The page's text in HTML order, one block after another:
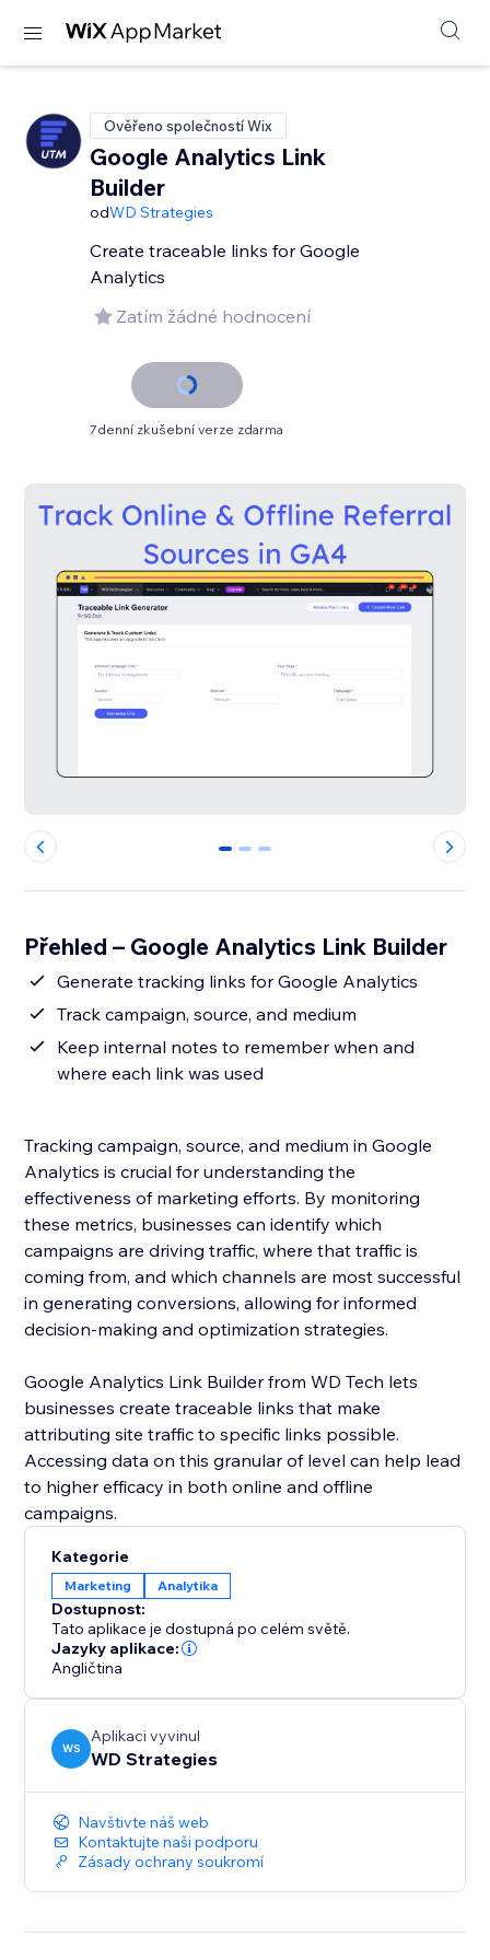
Ověřeno společností Wix
Google Analytics Link
Builder
odWD Strategies
Create traceable links for Google
Analytics
Zatím žádné hodnocení
7denní zkušební verze zdarma
0 1 2
Přehled – Google Analytics Link Builder
Generate tracking links for Google Analytics
Track campaign, source, and medium
Keep internal notes to remember when and
where each link was used
Tracking campaign, source, and medium in Google
Analytics is crucial for understanding the
effectiveness of marketing efforts. By monitoring
these metrics, businesses can identify which
campaigns are driving traffic, where that traffic is
coming from, and which channels are most successful
in generating conversions, allowing for informed
decision-making and optimization strategies.
Google Analytics Link Builder from WD Tech lets
businesses create traceable links that make
attributing site traffic to specific links possible.
Accessing data on this granular of level can help lead
to higher efficacy in both online and offline
campaigns.
Kategorie
Marketing Analytika
Dostupnost:
Tato aplikace je dostupná po celém světě.
Jazyky aplikace:
Angličtina
WS
Aplikaci vyvinul
WD Strategies
Navštivte náš web
Kontaktujte naši podporu
Zásady ochrany soukromí